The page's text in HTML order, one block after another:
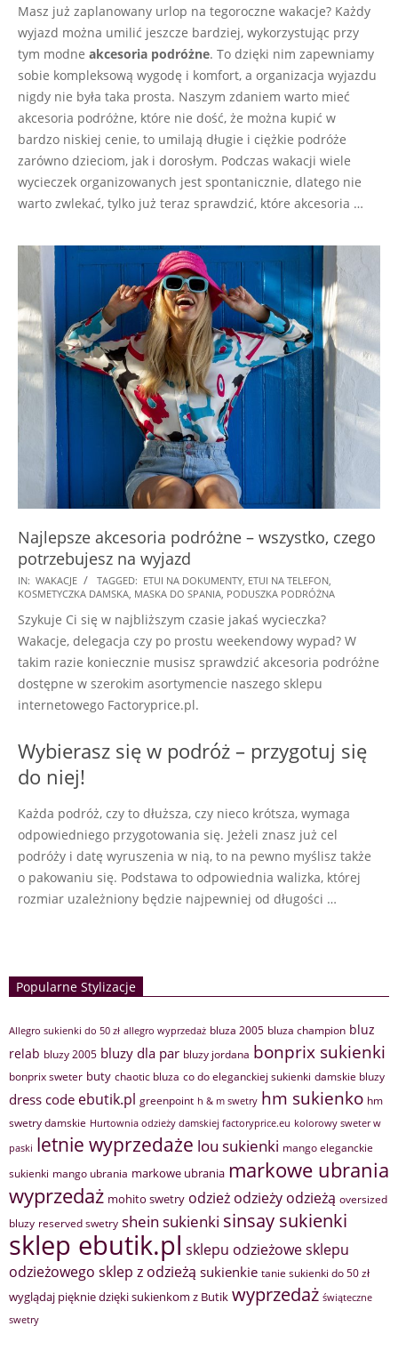
Masz już zaplanowany urlop na tegoroczne wakacje? Każdy
wyjazd można umilić jeszcze bardziej, wykorzystując przy
tym modne akcesoria podróżne. To dzięki nim zapewniamy
sobie kompleksową wygodę i komfort, a organizacja wyjazdu
nigdy nie była taka prosta. Naszym zdaniem warto mieć
akcesoria podróżne, które nie dość, że można kupić w
bardzo niskiej cenie, to umilają długie i ciężkie podróże
zarówno dzieciom, jak i dorosłym. Podczas wakacji wiele
wycieczek organizowanych jest spontanicznie, dlatego nie
warto zwlekać, tylko już teraz sprawdzić, które akcesoria …
Najlepsze akcesoria podróżne – wszystko, czego
potrzebujesz na wyjazd
2025-
07-
25
IN: WAKACJE TAGGED: ETUI NA DOKUMENTY ETUI NA TELEFON
KOSMETYCZKA DAMSKA MASKA DO SPANIA PODUSZKA PODRÓŻNA
Szykuje Ci się w najbliższym czasie jakaś wycieczka?
Wakacje, delegacja czy po prostu weekendowy wypad? W
takim razie koniecznie musisz sprawdzić akcesoria podróżne
dostępne w szerokim asortymencie naszego sklepu
internetowego Factoryprice.pl.
Wybierasz się w podróż – przygotuj się
do niej!
Każda podróż, czy to dłuższa, czy nieco krótsza, wymaga
odpowiedniego przygotowania się. Jeżeli znasz już cel
podróży i datę wyruszenia w nią, to na pewno myślisz także
o pakowaniu się. Podstawa to odpowiednia walizka, której
rozmiar uzależniony będzie najpewniej od długości …
Popularne Stylizacje
Allegro sukienki do 50 zł allegro wyprzedaż bluza 2005 bluza champion bluz
relab bluzy 2005 bluzy dla par bluzy jordana bonprix sukienki
bonprix sweter buty chaotic bluza co do eleganckiej sukienki damskie bluzy
dress code ebutik.pl greenpoint h & m swetry hm sukienko hm
swetry damskie Hurtownia odzieży damskiej factoryprice.eu kolorowy sweter w
paski letnie wyprzedaże lou sukienki mango eleganckie
sukienki mango ubrania markowe ubrania markowe ubrania
wyprzedaż mohito swetry odzież odzieży odzieżą oversized
bluzy reserved swetry shein sukienki sinsay sukienki
sklep ebutik.pl sklepu odzieżowesklepu
odzieżowego sklep z odzieżą sukienkie tanie sukienki do 50 zł
wyglądaj pięknie dzięki sukienkom z Butik wyprzedaż świąteczne
swetry